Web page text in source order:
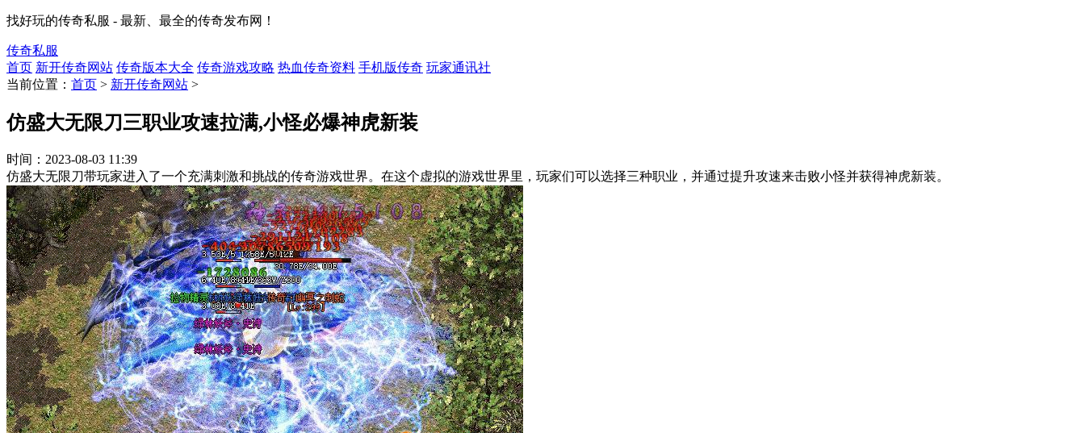
找好玩的传奇私服 - 最新、最全的传奇发布网！
传奇私服
首页 新开传奇网站 传奇版本大全 传奇游戏攻略 热血传奇资料 手机版传奇 玩家通讯社
当前位置： 首页 > 新开传奇网站 >
仿盛大无限刀三职业攻速拉满,小怪必爆神虎新装
时间： 2023-08-03 11:39
仿盛大无限刀带玩家进入了一个充满刺激和挑战的传奇游戏世界。在这个虚拟的游戏世界里，玩家们可以选择三种职业，并通过提升攻速来击败小怪并获得神虎新装。